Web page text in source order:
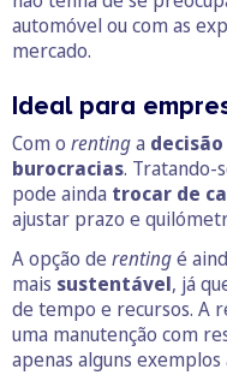
automóvel ou com as
mercado.
Ideal para
Com o rentinga
burocracias. Tratando-
pode ainda trocar de
ajustar prazo e
A opção de rentingé
mais sustentável, já
de tempo e recursos. A
uma manutenção com
apenas alguns exemplos